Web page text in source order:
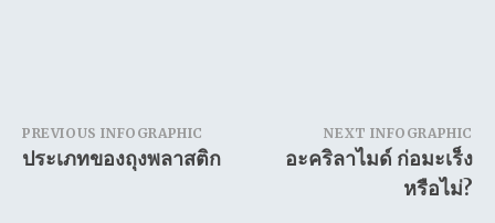
Post
navigation
PREVIOUS INFOGRAPHIC
ประเภทของถุงพลาสติก
NEXT INFOGRAPHIC
อะคริลาไมด์ ก่อมะเร็ง
หรือไม่?